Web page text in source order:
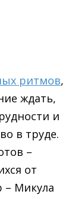
ритмов,
ждать,
и
в труде.
–
от
– Микула